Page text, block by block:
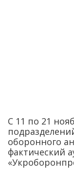
С 11 по 21
оборонного
фактический